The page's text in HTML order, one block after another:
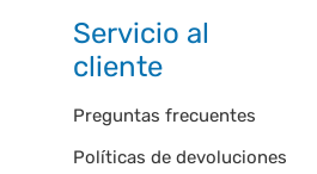
Servicio al
cliente
Preguntas frecuentes
Políticas de devoluciones